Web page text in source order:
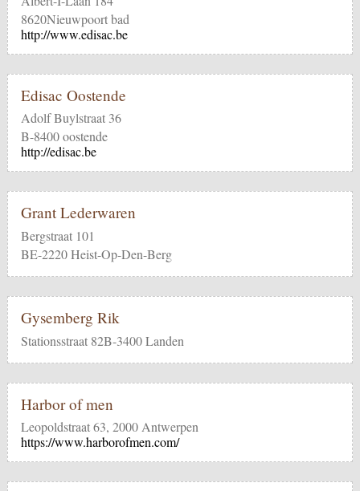
8620Nieuwpoort bad
http://www.edisac.be
Edisac Oostende
Adolf Buylstraat 36
B-8400 oostende
http://edisac.be
Grant Lederwaren
Bergstraat 101
BE-2220 Heist-Op-Den-Berg
Gysemberg Rik
Stationsstraat 82B-3400 Landen
Harbor of men
Leopoldstraat 63, 2000 Antwerpen
https://www.harborofmen.com/